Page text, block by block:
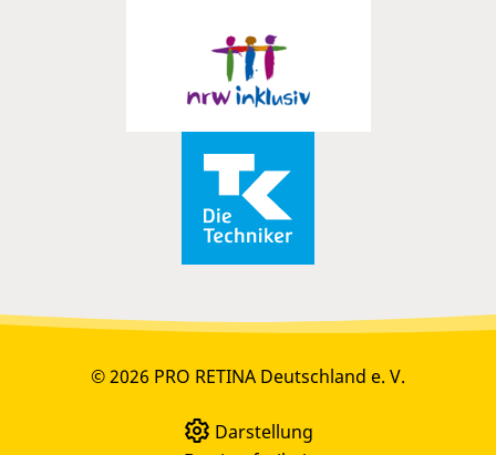
© 2026 PRO RETINA Deutschland e. V.
Darstellung